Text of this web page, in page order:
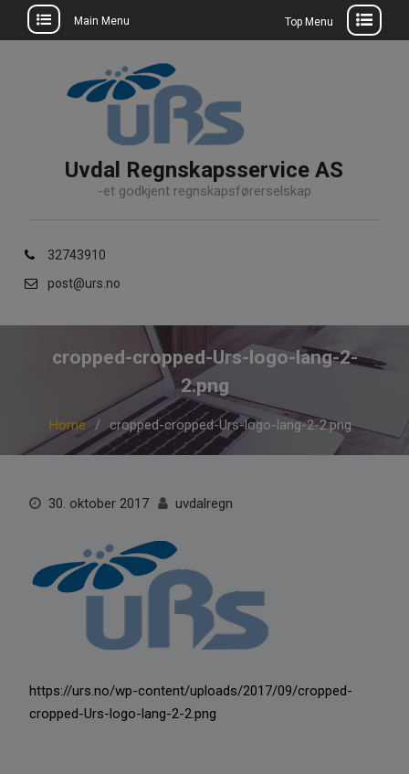
Main Menu Top Menu
Uvdal Regnskapsservice AS
-et godkjent regnskapsførerselskap
32743910
post@urs.no
cropped-cropped-Urs-logo-lang-2-
2.png
Home cropped-cropped-Urs-logo-lang-2-2.png
30. oktober 2017 uvdalregn
https://urs.no/wp-content/uploads/2017/09/cropped-
cropped-Urs-logo-lang-2-2.png